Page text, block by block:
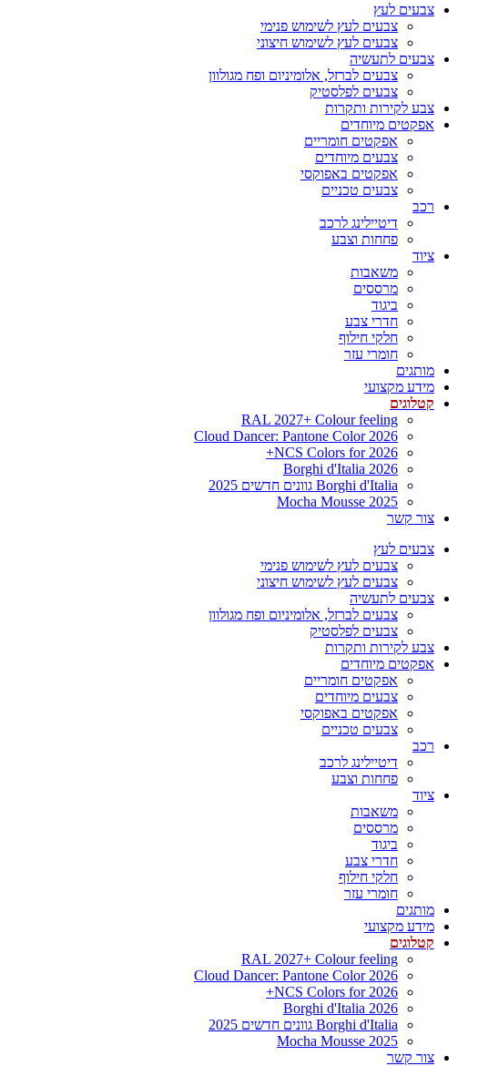
צבעים לעץ
צבעים לעץ לשימוש פנימי
צבעים לעץ לשימוש חיצוני
צבעים לתעשיה
צבעים לברזל, אלומיניום ופח מגולוון
צבעים לפלסטיק
צבע לקירות ותקרות
אפקטים מיוחדים
אפקטים חומריים
צבעים מיוחדים
אפקטים באפוקסי
צבעים טכניים
רכב
דיטיילינג לרכב
פחחות וצבע
ציוד
משאבות
מרססים
ביגוד
חדרי צבע
חלקי חילוף
חומרי עזר
מותגים
מידע מקצועי
קטלוגים
RAL 2027+ Colour feeling
Cloud Dancer: Pantone Color 2026
NCS Colors for 2026+
Borghi d'Italia 2026
Borghi d'Italia גוונים חדשים 2025
Mocha Mousse 2025
צור קשר
צבעים לעץ
צבעים לעץ לשימוש פנימי
צבעים לעץ לשימוש חיצוני
צבעים לתעשיה
צבעים לברזל, אלומיניום ופח מגולוון
צבעים לפלסטיק
צבע לקירות ותקרות
אפקטים מיוחדים
אפקטים חומריים
צבעים מיוחדים
אפקטים באפוקסי
צבעים טכניים
רכב
דיטיילינג לרכב
פחחות וצבע
ציוד
משאבות
מרססים
ביגוד
חדרי צבע
חלקי חילוף
חומרי עזר
מותגים
מידע מקצועי
קטלוגים
RAL 2027+ Colour feeling
Cloud Dancer: Pantone Color 2026
NCS Colors for 2026+
Borghi d'Italia 2026
Borghi d'Italia גוונים חדשים 2025
Mocha Mousse 2025
צור קשר